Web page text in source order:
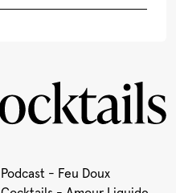
Podcast - Feu Doux